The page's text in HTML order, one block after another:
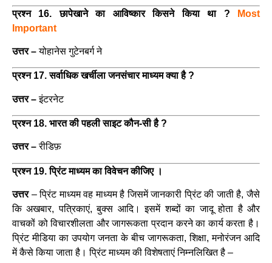
प्रश्न 16. छापेखाने का आविष्कार किसने किया था ?
Most
Important
उत्तर –योहानेस गुटेनबर्ग ने
प्रश्न 17. सर्वाधिक खर्चीला जनसंचार माध्यम क्या है ?
उत्तर –इंटरनेट
प्रश्न 18. भारत की पहली साइट कौन-सी है ?
उत्तर –रीडिफ़
प्रश्न 19. प्रिंट माध्यम का विवेचन कीजिए ।
उत्तर– प्रिंट माध्यम वह माध्यम है जिसमें जानकारी प्रिंट की जाती है, जैसे
कि अखबार, पत्रिकाएं, बुक्स आदि। इसमें शब्दों का जादू होता है और
वाचकों को विचारशीलता और जागरूकता प्रदान करने का कार्य करता है।
प्रिंट मीडिया का उपयोग जनता के बीच जागरूकता, शिक्षा, मनोरंजन आदि
में कैसे किया जाता है। प्रिंट माध्यम की विशेषताएं निम्नलिखित है –